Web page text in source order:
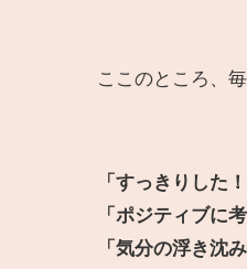
ここのところ、
「すっきりした！
「ポジティブに
「気分の浮き沈